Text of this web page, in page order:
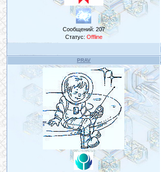
Сообщений: 207
Статус: Offline
PRAV